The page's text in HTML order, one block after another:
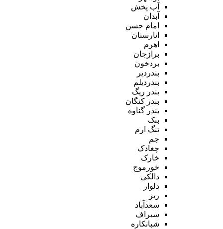
آب پخش
آبدان
امام حسن
انارستان
اهرم
برازجان
بردخون
بندردیر
بندردیلم
بندر ریگ
بندر کنگان
بندر گناوه
بنک
تنگ ارم
جم
چغادک
خارک
خورموج
دالکی
دلوار
ریز
سعدآباد
سیراف
شبانکاره